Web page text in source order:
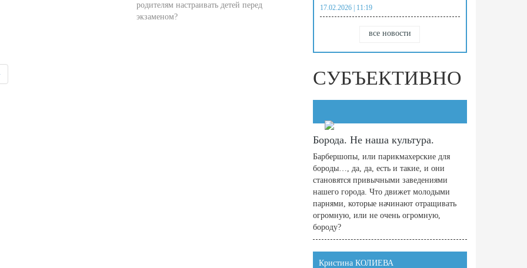
родителям настраивать детей перед
экзаменом?
17.02.2026 | 11:19
все новости
СУБЪЕКТИВНО
Борода. Не наша культура.
Барбершопы, или парикмахерские для
бороды…, да, да, есть и такие, и они
становятся привычными заведениями
нашего города. Что движет молодыми
парнями, которые начинают отращивать
огромную, или не очень огромную,
бороду?
Кристина КОЛИЕВА